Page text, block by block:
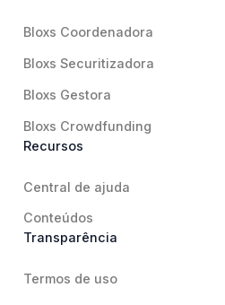
Bloxs Coordenadora
Bloxs Securitizadora
Bloxs Gestora
Bloxs Crowdfunding
Recursos
Central de ajuda
Conteúdos
Transparência
Termos de uso